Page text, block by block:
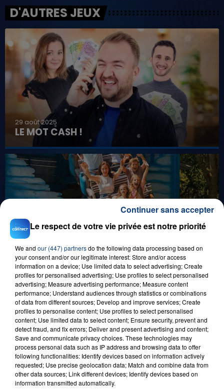
D'AUTRES JEUX
29 août 2025
LE MOT CASH !
8 août 2026
GAGNEZ VOS ENTRÉES EN FAMILLE À
BAGATELLE !
1er août 2026
GAGNEZ VOS ENTRÉES POUR TOUTE LA
FAMILLE À PLOPSAQUA !
Le respect de votre vie privée est notre priorité
We and our (447) partnersdo the following data processing based on
your consent and/or our legitimate interest: Store and/or access
information on a device; Use limited data to select advertising; Create
profiles for personalised advertising; Use profiles to select personalised
advertising; Measure advertising performance; Measure content
performance; Understand audiences through statistics or combinations
of data from different sources; Develop and improve services; Create
profiles to personalise content; Use profiles to select personalised
content; Use limited data to select content; Ensure security, prevent and
detect fraud, and fix errors; Deliver and present advertising and content;
Save and communicate privacy choices. These technologies may
process personal data such as IP address and browsing data to offer
following functionalities: Identify devices based on information actively
requested; Use precise geolocation data; Match and combine data from
other data sources; Link different devices; Identify devices based on
information transmitted automatically.
Continuer sans accepter